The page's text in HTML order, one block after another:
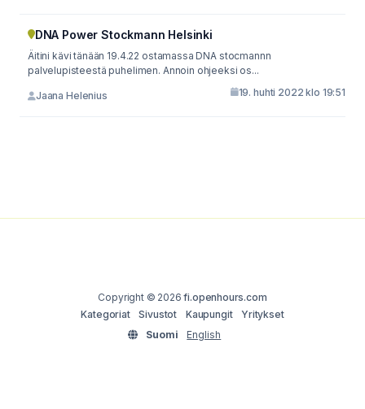
DNA Power Stockmann Helsinki
Äitini kävi tänään 19.4.22 ostamassa DNA stocmannn
palvelupisteestä puhelimen. Annoin ohjeeksi os...
Jaana Helenius 19. huhti 2022 klo 19:51
Copyright © 2026fi.openhours.com
Kategoriat
Sivustot Kaupungit
Yritykset
Suomi
English